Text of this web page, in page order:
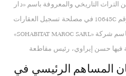
التراث التاريخي والمعروفة باسم «دار
الستوكي»، المسجلة تحت الرقم 10645C في مصلحة تسجيل العقارات
في الدار البيضاء، والمصدرة باسم شركة «SOHABITAT MAROC SARL»
فيها حسن إيراوي، رئيس مقاطعة
المساهم الرئيسي في